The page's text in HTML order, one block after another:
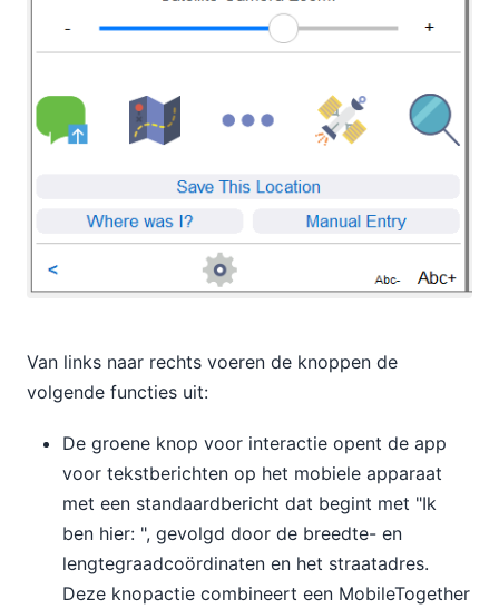
Van links naar rechts voeren de knoppen de
volgende functies uit:
De groene knop voor interactie opent de app
voor tekstberichten op het mobiele apparaat
met een standaardbericht dat begint met "Ik
ben hier: ", gevolgd door de breedte- en
lengtegraadcoördinaten en het straatadres.
Deze knopactie combineert een MobileTogether